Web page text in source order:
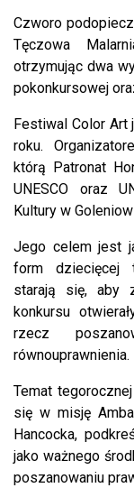
Czworo
Tęczowa
otrzymując dwa
pokonkursowej
Festiwal Color
roku.
którą Patronat
UNESCO oraz
Kultury w
Jego celem jest
form dziecięcej
starają się, aby
konkursu
rzecz
równouprawnienia.
Temat
się w misję
Hancocka,
jako ważnego
poszanowaniu